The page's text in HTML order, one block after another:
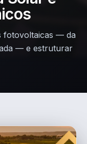
fotovoltaicas — da
— e estruturar